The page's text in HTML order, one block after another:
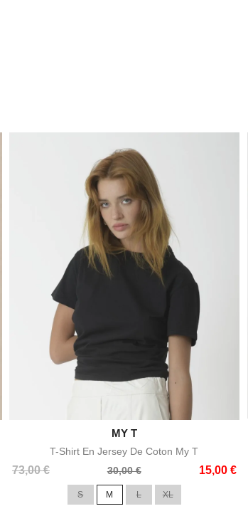
Aperçu rapide
MY T
T-Shirt En Jersey De Coton My T
73,00 €
Prix
30,00 € 15,00 €
Prix
S M L XL